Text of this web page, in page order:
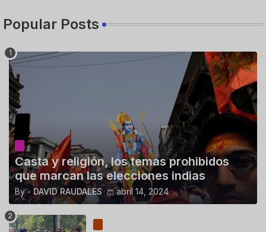
Popular Posts
Casta y religión, los temas prohibidos
que marcan las elecciones indias
By - DAVID RAUDALES abril 14, 2024